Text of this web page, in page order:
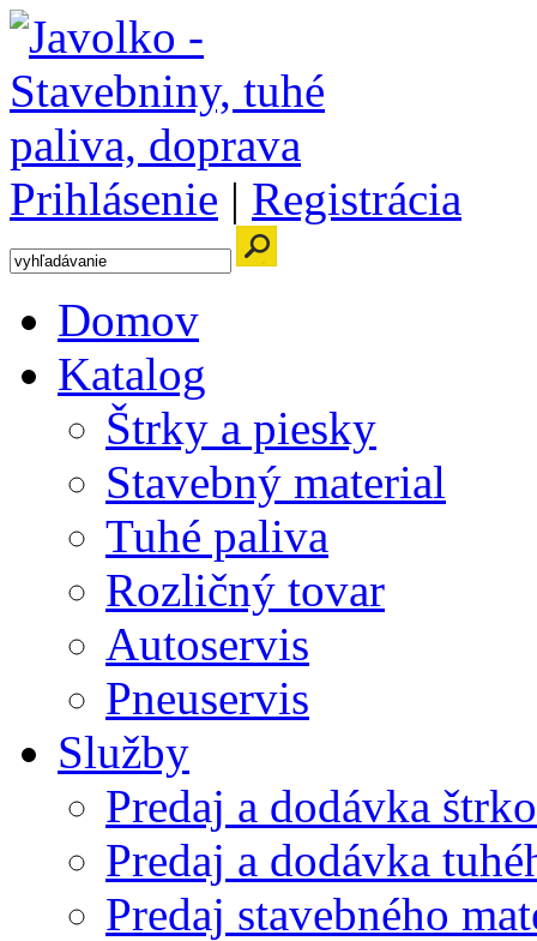
Prihlásenie | Registrácia
Domov
Katalog
Štrky a piesky
Stavebný material
Tuhé paliva
Rozličný tovar
Autoservis
Pneuservis
Služby
Predaj a dodávka
Predaj a dodávka
Predaj stavebného